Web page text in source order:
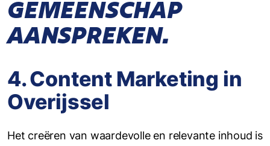
GEMEENSCHAP
AANSPREKEN.
4. Content Marketing in
Overijssel
Het creëren van waardevolle en relevante inhoud is